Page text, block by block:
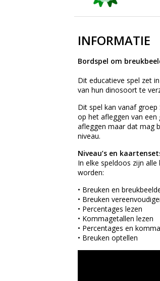
INFORMATIE
Bordspel om
Dit educatieve spel zet
van hun dinosoort te
Dit spel kan vanaf
op het afleggen van
afleggen maar dat mag
niveau.
Niveau’s en
In elke speldoos zijn
worden:
• Breuken en
• Breuken
• Percentages lezen
• Kommagetallen lezen
• Percentages en
• Breuken optellen